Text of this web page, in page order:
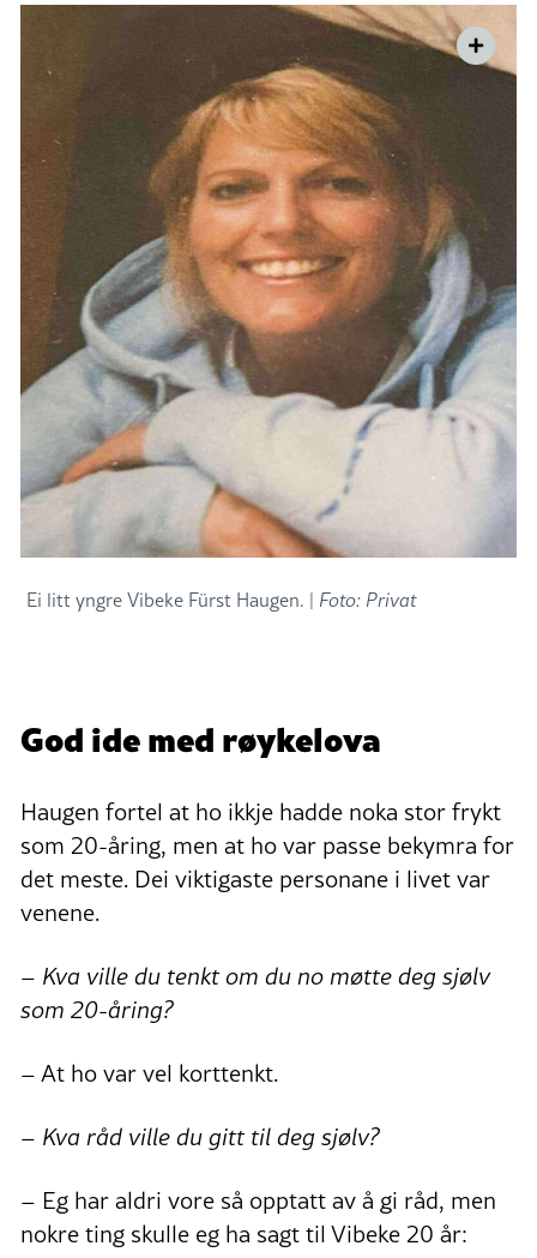
Ei litt yngre Vibeke Fürst Haugen. | Foto: Privat
God ide med røykelova
Haugen fortel at ho ikkje hadde noka stor frykt
som 20-åring, men at ho var passe bekymra for
det meste. Dei viktigaste personane i livet var
venene.
– Kva ville du tenkt om du no møtte deg sjølv
som 20-åring?
– At ho var vel korttenkt.
– Kva råd ville du gitt til deg sjølv?
– Eg har aldri vore så opptatt av å gi råd, men
nokre ting skulle eg ha sagt til Vibeke 20 år: